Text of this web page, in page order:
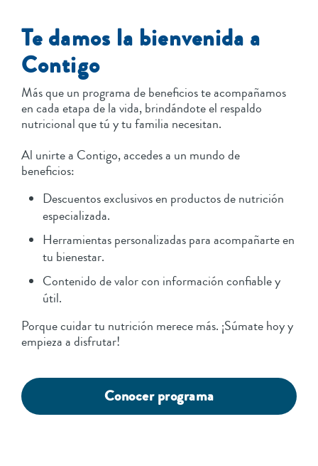
Te damos la bienvenida a
Contigo
Más que un programa de beneficios te acompañamos
en cada etapa de la vida, brindándote el respaldo
nutricional que tú y tu familia necesitan.
Al unirte a Contigo, accedes a un mundo de
beneficios:
Descuentos exclusivos en productos de nutrición
especializada.
Herramientas personalizadas para acompañarte en
tu bienestar.
Contenido de valor con información confiable y
útil.
Porque cuidar tu nutrición merece más. ¡Súmate hoy y
empieza a disfrutar!
Conocer programa